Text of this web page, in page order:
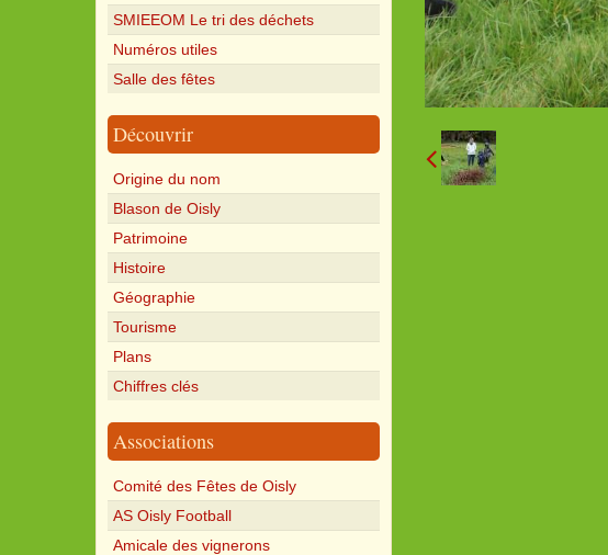
SMIEEOM Le tri des déchets
Numéros utiles
Salle des fêtes
Découvrir
Origine du nom
Blason de Oisly
Patrimoine
Histoire
Géographie
Tourisme
Plans
Chiffres clés
Associations
Comité des Fêtes de Oisly
AS Oisly Football
Amicale des vignerons